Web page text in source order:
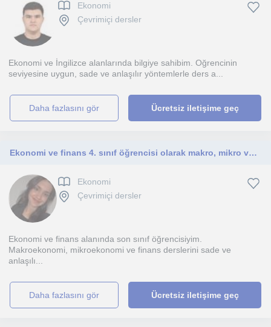
Ekonomi
Çevrimiçi dersler
Ekonomi ve İngilizce alanlarında bilgiye sahibim. Oğrencinin
seviyesine uygun, sade ve anlaşılır yöntemlerle ders a...
daha fazlasını gör Ücretsiz iletişime geç
Ekonomi ve finans 4. sınıf öğrencisi olarak makro, mikro ve finans konularında öğrencilere destek sağlayabilirim.
Ekonomi
Çevrimiçi dersler
Ekonomi ve finans alanında son sınıf öğrencisiyim.
Makroekonomi, mikroekonomi ve finans derslerini sade ve
anlaşılı...
daha fazlasını gör Ücretsiz iletişime geç